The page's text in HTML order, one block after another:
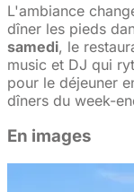
L'ambiance
dîner les pieds
samedi, le
music et DJ qui
pour le déjeuner
dîners du week-
En images